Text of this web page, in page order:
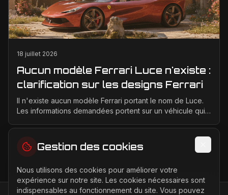
18 juillet 2026
Aucun modèle Ferrari Luce n'existe :
clarification sur les designs Ferrari
Il n'existe aucun modèle Ferrari portant le nom de Luce.
Les informations demandées portent sur un véhicule qui
Gestion des cookies
Nous utilisons des cookies pour améliorer votre
expérience sur notre site. Les cookies nécessaires sont
indispensables au fonctionnement du site. Vous pouvez